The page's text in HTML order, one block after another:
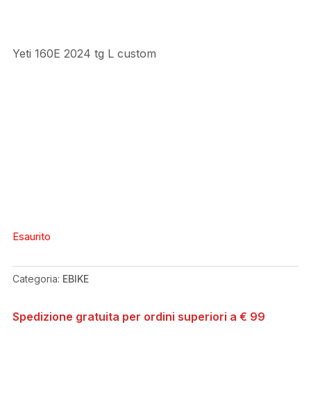
Yeti 160E 2024 tg L custom
Esaurito
Categoria: EBIKE
Spedizione gratuita per ordini superiori a € 99